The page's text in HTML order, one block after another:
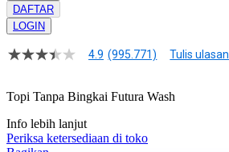
DAFTAR
LOGIN
4.9
bintang,
rating
rata-
4.9 (995.771) Tulis ulasan
Topi Tanpa Bingkai Futura Wash
Info lebih lanjut
Periksa ketersediaan di toko